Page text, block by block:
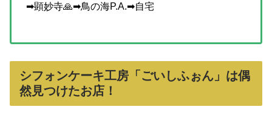
➡顕妙寺🙏➡鳥の海P.A.➡自宅
シフォンケーキ工房「ごいしふぉん」は偶
然見つけたお店！